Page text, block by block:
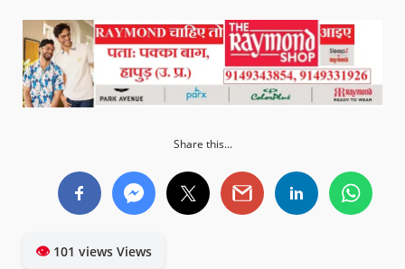
Share this...
👁101 views Views